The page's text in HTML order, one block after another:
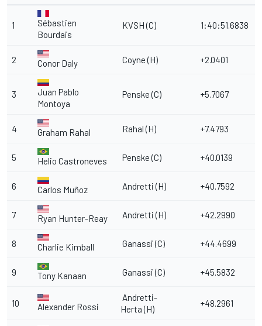
1
Sébastien
Bourdais
KVSH (C) 1:40:51.6838
2 Conor Daly Coyne (H) +2.0401
3
Juan Pablo
Montoya
Penske (C) +5.7067
4 Graham Rahal Rahal (H) +7.4793
5 Helio Castroneves Penske (C) +40.0139
6 Carlos Muñoz Andretti (H) +40.7592
7 Ryan Hunter-Reay Andretti (H) +42.2990
8 Charlie Kimball Ganassi (C) +44.4699
9 Tony Kanaan Ganassi (C) +45.5832
10 Alexander Rossi
Andretti-
Herta (H)
+48.2961